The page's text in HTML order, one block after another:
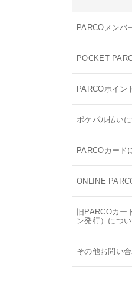
PARCOメンバ
POCKET
PARCOポイン
ポケパル払い
PARCOカード
ONLINE
旧PARCOカ
ン発行）につ
その他お問い